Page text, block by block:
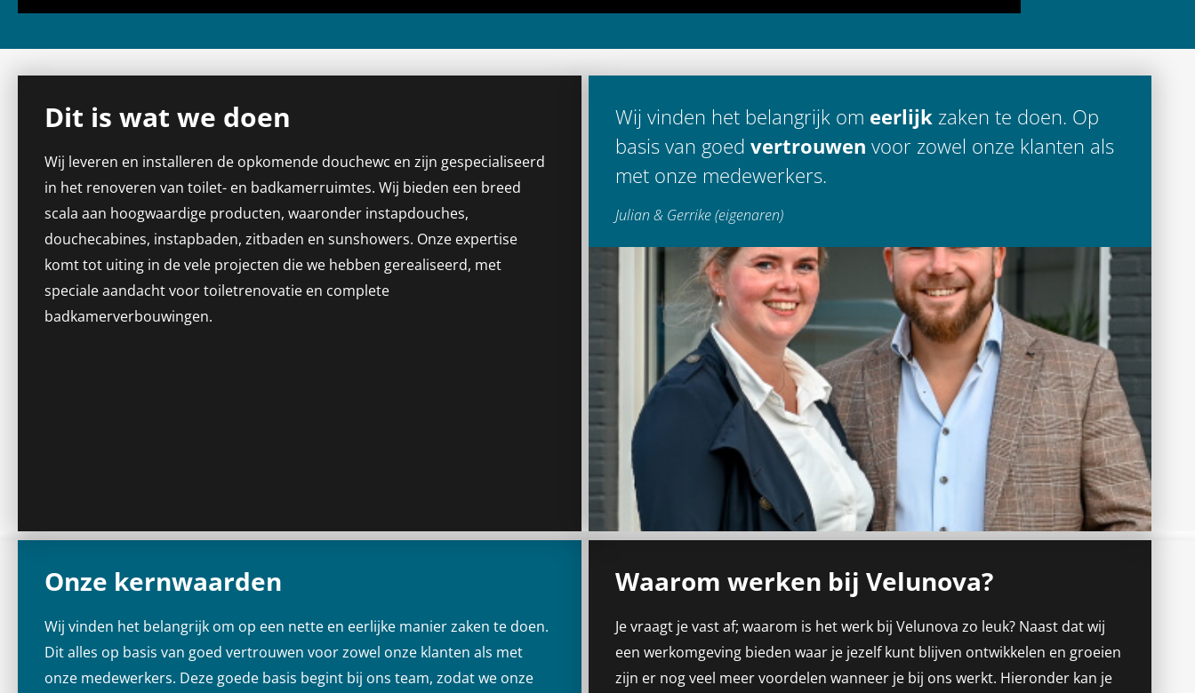
Dit is wat we doen
Wij leveren en installeren de opkomende douchewc en zijn gespecialiseerd
in het renoveren van toilet- en badkamerruimtes. Wij bieden een breed
scala aan hoogwaardige producten, waaronder instapdouches,
douchecabines, instapbaden, zitbaden en sunshowers. Onze expertise
komt tot uiting in de vele projecten die we hebben gerealiseerd, met
speciale aandacht voor toiletrenovatie en complete
badkamerverbouwingen.
Wij vinden het belangrijk om eerlijk zaken te doen. Op
basis van goed vertrouwen voor zowel onze klanten als
met onze medewerkers.
Julian & Gerrike (eigenaren)
Onze kernwaarden
Wij vinden het belangrijk om op een nette en eerlijke manier zaken te doen.
Dit alles op basis van goed vertrouwen voor zowel onze klanten als met
onze medewerkers. Deze goede basis begint bij ons team, zodat we onze
Waarom werken bij Velunova?
Je vraagt je vast af; waarom is het werk bij Velunova zo leuk?Naast dat wij
een werkomgeving bieden waar je jezelf kunt blijven ontwikkelen en groeien
zijn er nog veel meer voordelen wanneer je bij ons werkt. Hieronderkan je